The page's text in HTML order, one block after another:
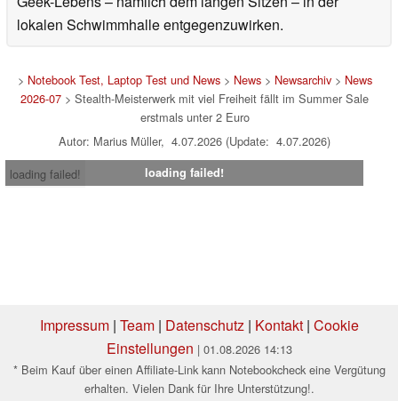
lokalen Schwimmhalle entgegenzuwirken.
> Notebook Test, Laptop Test und News> News> Newsarchiv> News
2026-07 > Stealth-Meisterwerk mit viel Freiheit fällt im Summer Sale
erstmals unter 2 Euro
Autor: Marius Müller, 4.07.2026 (Update: 4.07.2026)
loading failed!
loading failed!
Impressum| Team| Datenschutz| Kontakt| Cookie
Einstellungen | 01.08.2026 14:13
* Beim Kauf über einen Affiliate-Link kann Notebookcheck eine Vergütung
erhalten. Vielen Dank für Ihre Unterstützung!.